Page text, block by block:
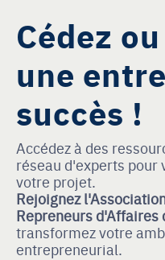
Cédez
une
succès !
Accédez à des
réseau d'experts pour
votre projet.
Rejoignez
Repreneurs d'Affaires
transformez votre
entrepreneurial.